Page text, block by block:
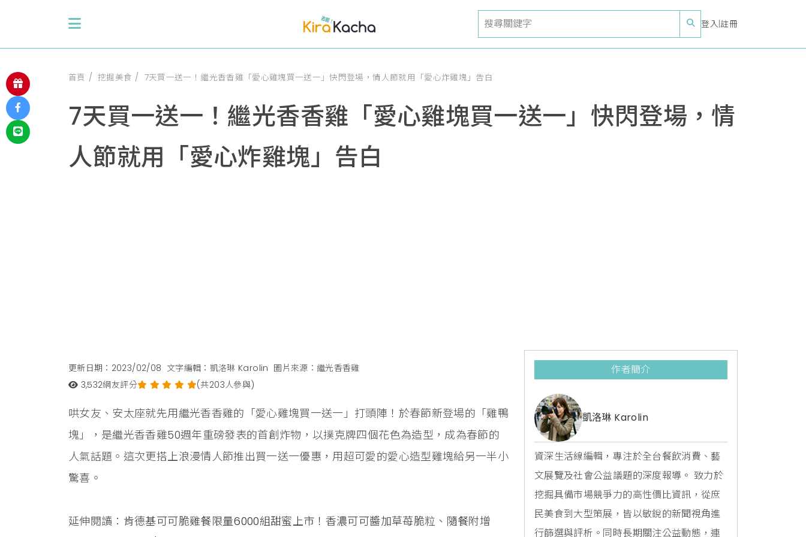
登入 註冊
首頁 挖掘美食 7天買一送一！繼光香香雞「愛心雞塊買一送一」快閃登場，情人節就用「愛心炸雞塊」告白
7天買一送一！繼光香香雞「愛心雞塊買一送一」快閃登場，情
人節就用「愛心炸雞塊」告白
更新日期：2023/02/08 文字編輯：凱洛琳 Karolin 圖片來源：繼光香香雞
3,532網友評分 (共203人參與)
哄女友、安太座就先用繼光香香雞的「愛心雞塊買一送一」打頭陣！於春節新登場的「雞鴨
塊」，是繼光香香雞50週年重磅發表的首創炸物，以撲克牌四個花色為造型，成為春節的
人氣話題。這次更搭上浪漫情人節推出買一送一優惠，用超可愛的愛心造型雞塊給另一半小
驚喜。
延伸閱讀： 肯德基可可脆雞餐限量6000組甜蜜上市！香濃可可醬加草苺脆粒、隨餐附增
作者簡介
凱洛琳 Karolin
資深生活線編輯，專注於全台餐飲消費、藝
文展覽及社會公益議題的深度報導。 致力於
挖掘具備市場競爭力的高性價比資訊，從庶
民美食到大型策展，皆以敏銳的新聞視角進
行篩選與評析。同時長期關注公益動態，連